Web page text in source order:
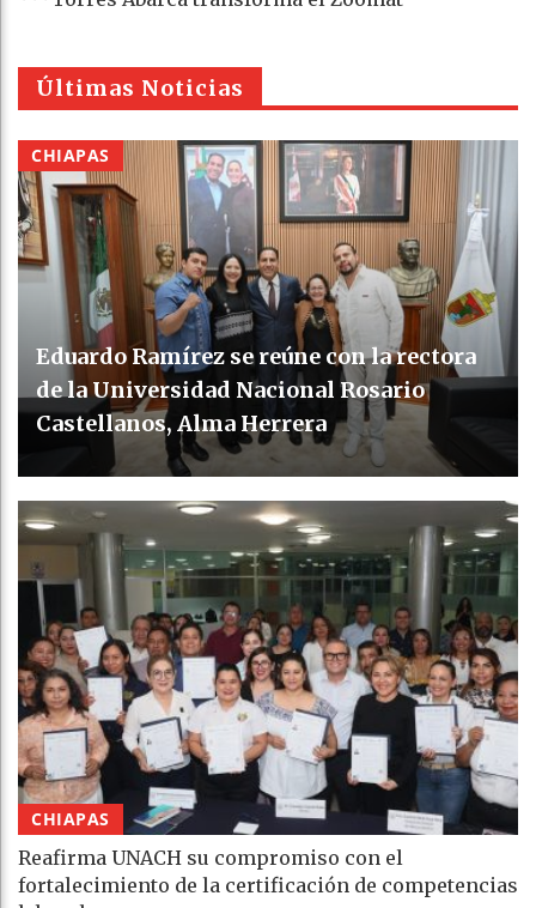
Últimas Noticias
CHIAPAS
Eduardo Ramírez se reúne con la rectora
de la Universidad Nacional Rosario
Castellanos, Alma Herrera
CHIAPAS
Reafirma UNACH su compromiso con el
fortalecimiento de la certificación de competencias